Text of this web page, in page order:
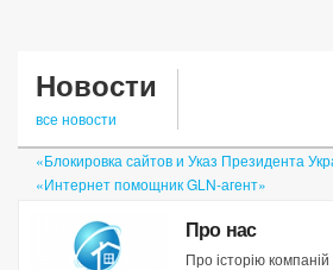
Новости
все новости
«Блокировка сайтов и Указ Президента
«Интернет помощник GLN-агент»
Про нас
Про історію компаній